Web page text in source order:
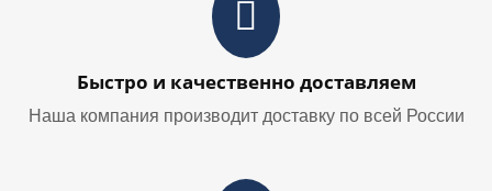
Быстро и качественно доставляем
Наша компания производит доставку по всей России